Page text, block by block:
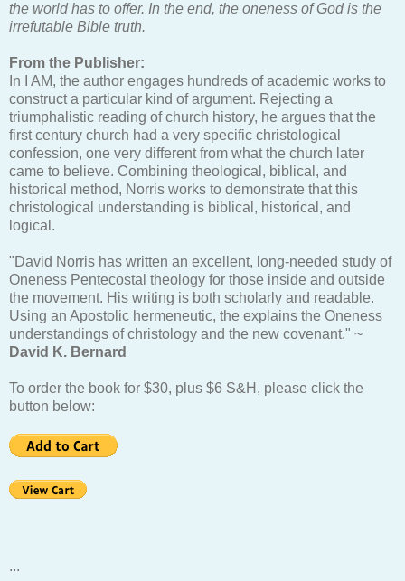
the world has to offer. In the end, the oneness of God is the
irrefutable Bible truth.
From the Publisher:
In I AM, the author engages hundreds of academic works to
construct a particular kind of argument. Rejecting a
triumphalistic reading of church history, he argues that the
first century church had a very specific christological
confession, one very different from what the church later
came to believe. Combining theological, biblical, and
historical method, Norris works to demonstrate that this
christological understanding is biblical, historical, and
logical.
"David Norris has written an excellent, long-needed study of
Oneness Pentecostal theology for those inside and outside
the movement. His writing is both scholarly and readable.
Using an Apostolic hermeneutic, the explains the Oneness
understandings of christology and the new covenant." ~
David K. Bernard
To order the book for $30, plus $6 S&H, please click the
button below:
...